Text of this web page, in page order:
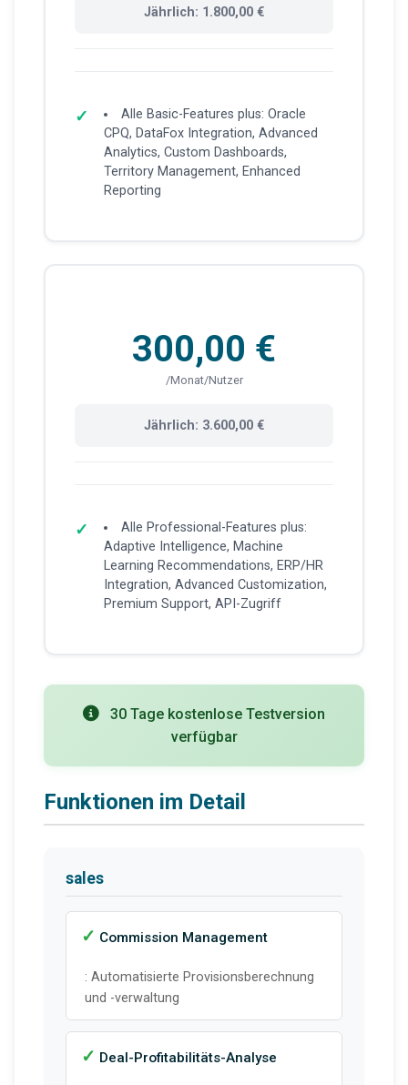
Jährlich: 1.800,00 €
Alle Basic-Features plus: Oracle
CPQ, DataFox Integration, Advanced
Analytics, Custom Dashboards,
Territory Management, Enhanced
Reporting
300,00 €
/Monat/Nutzer
Jährlich: 3.600,00 €
Alle Professional-Features plus:
Adaptive Intelligence, Machine
Learning Recommendations, ERP/HR
Integration, Advanced Customization,
Premium Support, API-Zugriff
30 Tage kostenlose Testversion
verfügbar
Funktionen im Detail
sales
Commission Management
: Automatisierte Provisionsberechnung
und -verwaltung
Deal-Profitabilitäts-Analyse